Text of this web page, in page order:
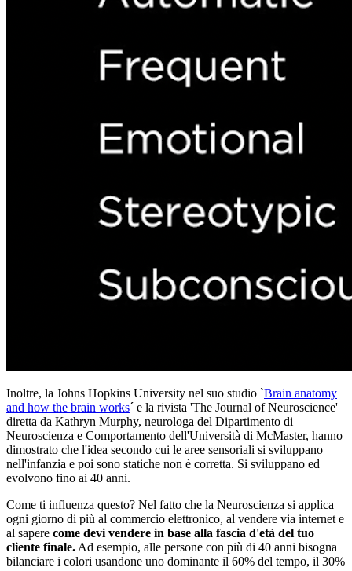
Inoltre, la Johns Hopkins University nel suo studio `Brain anatomy
and how the brain works´ e la rivista 'The Journal of Neuroscience'
diretta da Kathryn Murphy, neurologa del Dipartimento di
Neuroscienza e Comportamento dell'Università di McMaster, hanno
dimostrato che l'idea secondo cui le aree sensoriali si sviluppano
nell'infanzia e poi sono statiche non è corretta. Si sviluppano ed
evolvono fino ai 40 anni.
Come ti influenza questo? Nel fatto che la Neuroscienza si applica
ogni giorno di più al commercio elettronico, al vendere via internet e
al sapere come devi vendere in base alla fascia d'età del tuo
cliente finale. Ad esempio, alle persone con più di 40 anni bisogna
bilanciare i colori usandone uno dominante il 60% del tempo, il 30%